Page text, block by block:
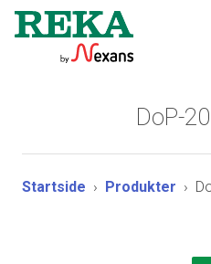
DoP-
Startside Produkter